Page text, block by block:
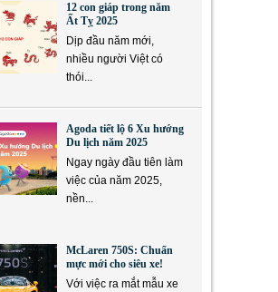
12 con giáp trong năm
Ất Tỵ 2025
Dịp đầu năm mới,
nhiều người Việt có
thói...
Agoda tiết lộ 6 Xu hướng
Du lịch năm 2025
Ngay ngày đầu tiên làm
việc của năm 2025,
nền...
McLaren 750S: Chuẩn
mực mới cho siêu xe!
Với việc ra mắt mẫu xe